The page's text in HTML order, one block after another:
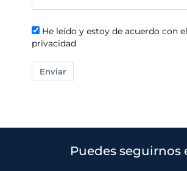
He leído y estoy de acuerdo con
privacidad
Enviar
Puedes seguirnos